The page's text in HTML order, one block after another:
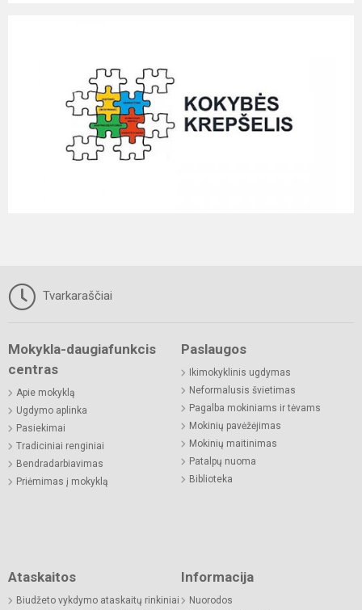
Tvarkaraščiai
Mokykla-daugiafunkcis
centras
Apie mokyklą
Ugdymo aplinka
Pasiekimai
Tradiciniai renginiai
Bendradarbiavimas
Priėmimas į mokyklą
Paslaugos
Ikimokyklinis ugdymas
Neformalusis švietimas
Pagalba mokiniams ir tėvams
Mokinių pavėžėjimas
Mokinių maitinimas
Patalpų nuoma
Biblioteka
Ataskaitos
Biudžeto vykdymo ataskaitų rinkiniai
Informacija
Nuorodos